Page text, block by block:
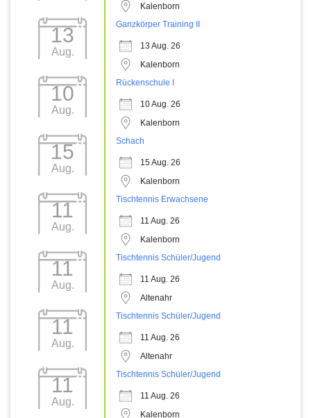
Kalenborn
13
Aug.
Ganzkörper Training II
13 Aug. 26
Kalenborn
10
Aug.
Rückenschule I
10 Aug. 26
Kalenborn
15
Aug.
Schach
15 Aug. 26
Kalenborn
11
Aug.
Tischtennis Erwachsene
11 Aug. 26
Kalenborn
11
Aug.
Tischtennis Schüler/Jugend
11 Aug. 26
Altenahr
11
Aug.
Tischtennis Schüler/Jugend
11 Aug. 26
Altenahr
11
Aug.
Tischtennis Schüler/Jugend
11 Aug. 26
Kalenborn